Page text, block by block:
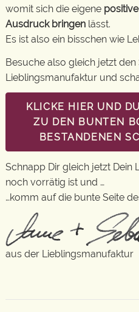
womit sich die eigene
Ausdruck bringen lässt.
Es ist also ein bisschen wie
Besuche also gleich jetzt den
Lieblingsmanufaktur und
KLICKE HIER UND
ZU DEN BUNTEN
BESTANDENEN
Schnapp Dir gleich jetzt Dein
noch vorrätig ist und …
…komm auf die bunte Seite
aus der Lieblingsmanufaktur